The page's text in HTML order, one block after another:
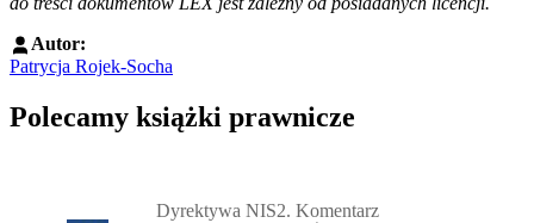
Autor:
Patrycja Rojek-Socha
Polecamy książki prawnicze
Dyrektywa NIS2. Komentarz